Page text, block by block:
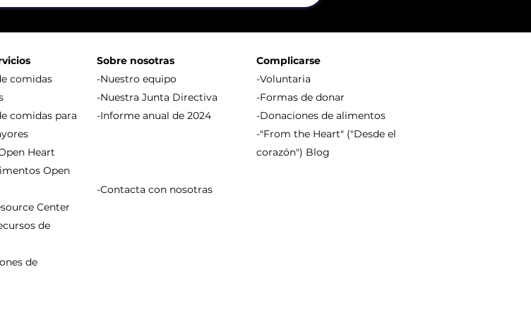
comidas
comidas para
Heart
Open
Center
de
de
Sobre nosotras
-Nuestro equipo
-Nuestra Junta Directiva
-Informe anual de 2024
-Contacta con nosotras
Complicarse
-Voluntaria
-Formas de donar
-Donaciones de alimentos
-"From the Heart" ("Desde el
corazón") Blog